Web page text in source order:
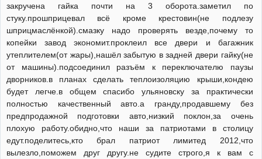
закручена гайка почти на 3 оборота.заметил по
стуку.прошприцевал всё кроме крестовин(не подлезу
шприцмаслёнкой).смазку надо проверять везде,почему то
копейки завод экономит.проклеил все двери и багажник
утеплителем(от жары),нашёл забытую в задней двери гайку(не
от машины).подсоединил разъём к переключателю паузы
дворников.в планах сделать теплоизоляцию крыши,кондею
будет легче.в общем спасибо ульяновску за практически
полностью качественный авто.а гранду,продавшему без
предпродажной подготовки авто,низкий поклон,за очень
плохую работу.обидно,что наши за патриотами в столицу
едут.поделитесь,кто брал патриот лимитед 2012,что
вылезло,поможем друг другу.не судите строго,я к вам с